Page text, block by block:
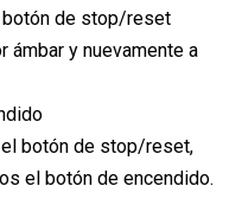
de stop/reset
ámbar y nuevamente a
botón de stop/reset,
el botón de encendido.